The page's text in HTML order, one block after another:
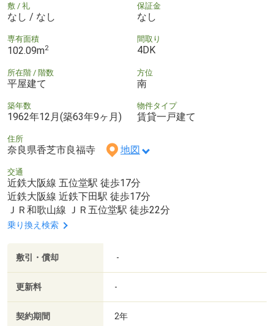
敷 / 礼
なし / なし
保証金
なし
専有面積
102.09m2
間取り
4DK
所在階 / 階数
平屋建て
方位
南
築年数
1962年12月(築63年9ヶ月)
物件タイプ
賃貸一戸建て
住所
奈良県香芝市良福寺 地図
交通
近鉄大阪線 五位堂駅 徒歩17分
近鉄大阪線 近鉄下田駅 徒歩17分
ＪＲ和歌山線 ＪＲ五位堂駅 徒歩22分
乗り換え検索
敷引・償却 -
更新料 -
契約期間 2年